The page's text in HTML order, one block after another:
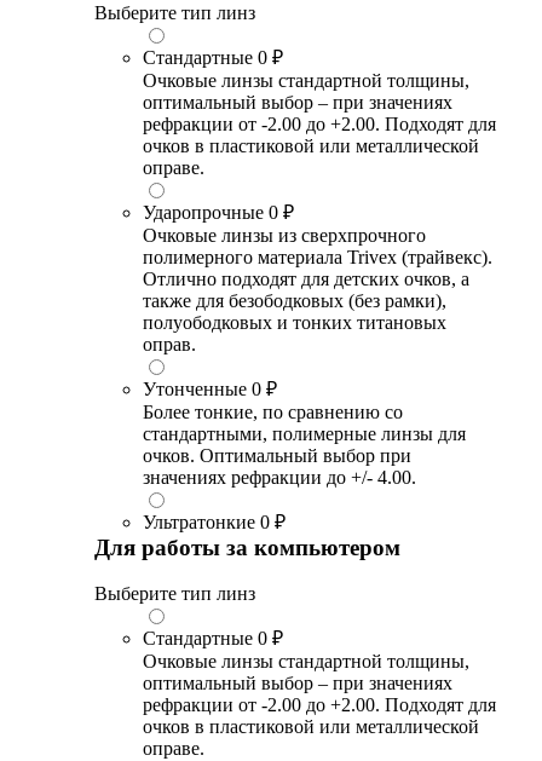
Выберите тип линз
Стандартные 0 ₽
Очковые линзы стандартной толщины,
оптимальный выбор – при значениях
рефракции от -2.00 до +2.00. Подходят для
очков в пластиковой или металлической
оправе.
Ударопрочные 0 ₽
Очковые линзы из сверхпрочного
полимерного материала Trivex (трайвекс).
Отлично подходят для детских очков, а
также для безободковых (без рамки),
полуободковых и тонких титановых
оправ.
Утонченные 0 ₽
Более тонкие, по сравнению со
стандартными, полимерные линзы для
очков. Оптимальный выбор при
значениях рефракции до +/- 4.00.
Ультратонкие 0 ₽
Для работы за компьютером
Выберите тип линз
Стандартные 0 ₽
Очковые линзы стандартной толщины,
оптимальный выбор – при значениях
рефракции от -2.00 до +2.00. Подходят для
очков в пластиковой или металлической
оправе.